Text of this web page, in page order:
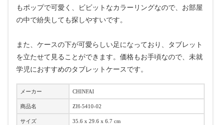
もポップで可愛く、ビビットなカラーリングなので、お部屋
の中で紛失しても探しやすいです。
また、ケースの下が可愛らしい足になっており、タブレット
を立たせて見ることができます。価格もお手頃なので、未就
学児におすすめのタブレットケースです。
メーカー CHINFAI
商品名 ZH-5410-02
サイズ 35.6 x 29.6 x 6.7 cm